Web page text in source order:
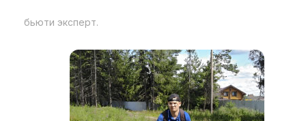
бьюти эксперт.